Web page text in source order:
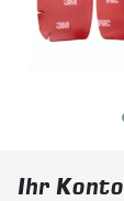
Ihr Konto